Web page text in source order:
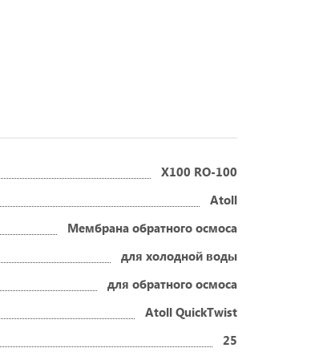
X100 RO-100
Atoll
Мембрана обратного осмоса
для холодной воды
для обратного осмоса
Atoll QuickTwist
25